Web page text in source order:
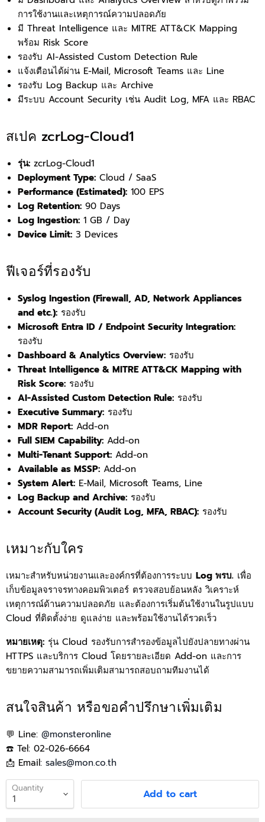
การใช้งานและเหตุการณ์ความปลอดภัย
มี Threat Intelligence และ MITRE ATT&CK Mapping
พร้อม Risk Score
รองรับ AI-Assisted Custom Detection Rule
แจ้งเตือนได้ผ่าน E-Mail, Microsoft Teams และ Line
รองรับ Log Backup และ Archive
มีระบบ Account Security เช่น Audit Log, MFA และ RBAC
สเปค zcrLog-Cloud1
รุ่น: zcrLog-Cloud1
Deployment Type: Cloud / SaaS
Performance (Estimated): 100 EPS
Log Retention: 90 Days
Log Ingestion: 1 GB / Day
Device Limit: 3 Devices
ฟีเจอร์ที่รองรับ
Syslog Ingestion (Firewall, AD, Network Appliances
and etc.): รองรับ
Microsoft Entra ID / Endpoint Security Integration:
รองรับ
Dashboard & Analytics Overview: รองรับ
Threat Intelligence & MITRE ATT&CK Mapping with
Risk Score: รองรับ
AI-Assisted Custom Detection Rule: รองรับ
Executive Summary: รองรับ
MDR Report: Add-on
Full SIEM Capability: Add-on
Multi-Tenant Support: Add-on
Available as MSSP: Add-on
System Alert: E-Mail, Microsoft Teams, Line
Log Backup and Archive: รองรับ
Account Security (Audit Log, MFA, RBAC): รองรับ
เหมาะกับใคร
เหมาะสำหรับหน่วยงานและองค์กรที่ต้องการระบบ Log พรบ. เพื่อ
เก็บข้อมูลจราจรทางคอมพิวเตอร์ ตรวจสอบย้อนหลัง วิเคราะห์
เหตุการณ์ด้านความปลอดภัย และต้องการเริ่มต้นใช้งานในรูปแบบ
Cloud ที่ติดตั้งง่าย ดูแลง่าย และพร้อมใช้งานได้รวดเร็ว
หมายเหตุ: รุ่น Cloud รองรับการสำรองข้อมูลไปยังปลายทางผ่าน
HTTPS และบริการ Cloud โดยรายละเอียด Add-on และการ
ขยายความสามารถเพิ่มเติมสามารถสอบถามทีมงานได้
สนใจสินค้า หรือขอคำปรึกษาเพิ่มเติม
💬 Line: @monsteronline
☎️ Tel: 02-026-6664
📩 Email: sales@mon.co.th
Quantity Add to cart